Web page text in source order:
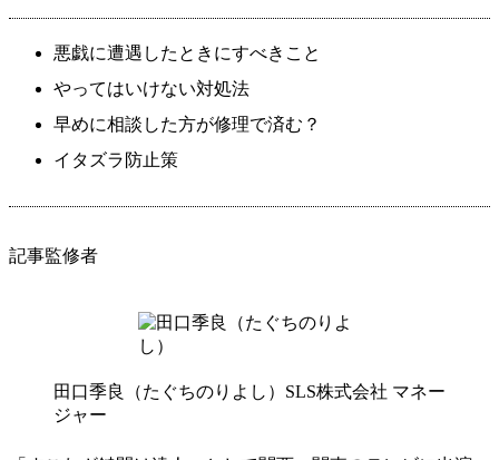
悪戯に遭遇したときにすべきこと
やってはいけない対処法
早めに相談した方が修理で済む？
イタズラ防止策
記事監修者
田口季良（たぐちのりよし） SLS株式会社 マネー
ジャー